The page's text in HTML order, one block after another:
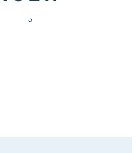
verzekering